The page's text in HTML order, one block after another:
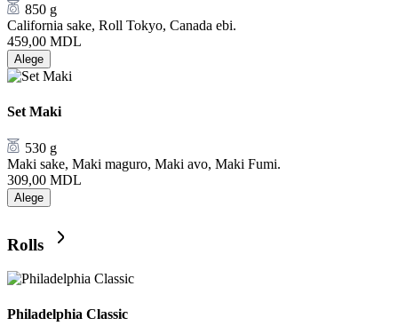
850 g
California sake, Roll Tokyo, Canada ebi.
459,00 MDL
Alege
Set Maki
530 g
Maki sake, Maki maguro, Maki avo, Maki Fumi.
309,00 MDL
Alege
Rolls
Philadelphia Classic